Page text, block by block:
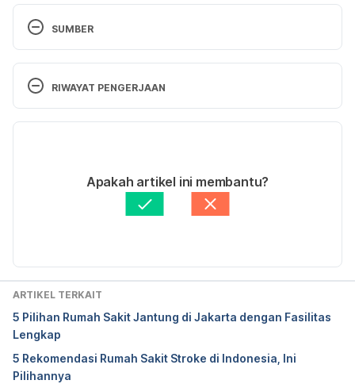
SUMBER
Nur Handayani, S.KM. Kanker dan Serba-Serbinya.
(2002). Retrieved 14 September 2022, from
https://rsprespira.jogjaprov.go.id/kanker-dan-serba-
RIWAYAT PENGERJAAN
Ditulis oleh Vitto Radityo
Fakta medis diperiksa oleh
Hello Sehat Medical
Apakah artikel ini membantu?
ARTIKEL TERKAIT
5 Pilihan Rumah Sakit Jantung di Jakarta dengan Fasilitas
Lengkap
5 Rekomendasi Rumah Sakit Stroke di Indonesia, Ini
Pilihannya